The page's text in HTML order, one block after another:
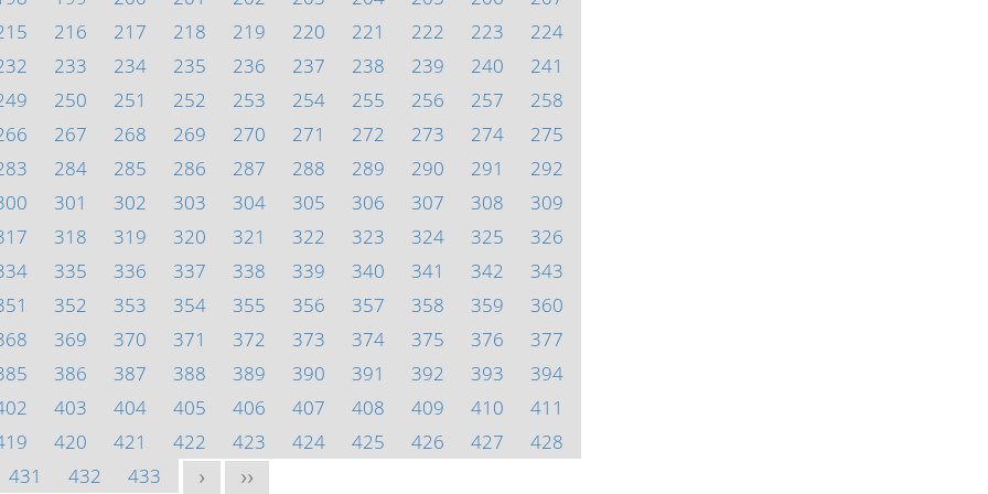
216 217 218 219 220 221 222 223
224
233 234 235 236 237 238 239 240
241
250 251 252 253 254 255 256 257
258
267 268 269 270 271 272 273 274
275
284 285 286 287 288 289 290 291
292
301 302 303 304 305 306 307 308
309
318 319 320 321 322 323 324 325
326
335 336 337 338 339 340 341 342
343
352 353 354 355 356 357 358 359
360
369 370 371 372 373 374 375 376
377
386 387 388 389 390 391 392 393
394
403 404 405 406 407 408 409 410
411
420 421 422 423 424 425 426 427
428
431
432 433 > >>